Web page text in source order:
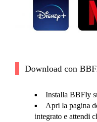
Download con
Installa BBFly
Apri la pagina
integrato e attendi